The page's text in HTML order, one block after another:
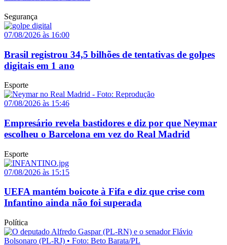
Segurança
07/08/2026 às 16:00
Brasil registrou 34,5 bilhões de tentativas de golpes
digitais em 1 ano
Esporte
07/08/2026 às 15:46
Empresário revela bastidores e diz por que Neymar
escolheu o Barcelona em vez do Real Madrid
Esporte
07/08/2026 às 15:15
UEFA mantém boicote à Fifa e diz que crise com
Infantino ainda não foi superada
Política